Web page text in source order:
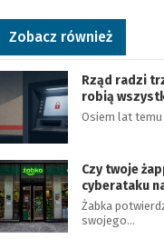
Zobacz również
Rząd radzi
robią
Osiem lat temu
Czy twoje
cyberataku
Żabka
swojego…